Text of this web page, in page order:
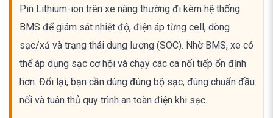
Pin Lithium-ion trên xe nâng thường đi kèm hệ thống
BMS để giám sát nhiệt độ, điện áp từng cell, dòng
sạc/xả và trạng thái dung lượng (SOC). Nhờ BMS, xe có
thể áp dụng sạc cơ hội và chạy các ca nối tiếp ổn định
hơn. Đổi lại, bạn cần dùng đúng bộ sạc, đúng chuẩn đầu
nối và tuân thủ quy trình an toàn điện khi sạc.